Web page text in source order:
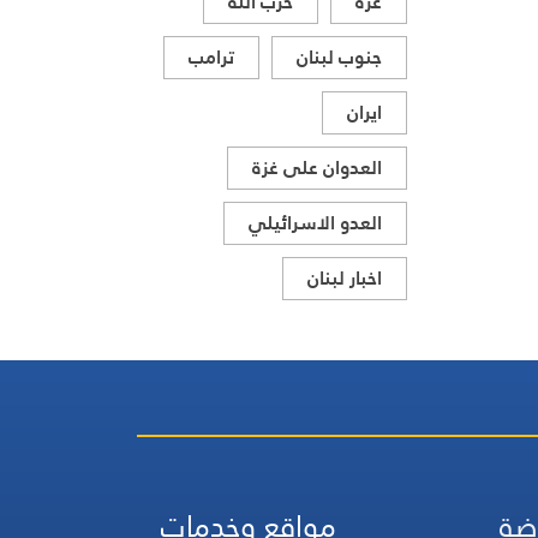
جنوب لبنان
ترامب
ايران
العدوان على غزة
العدو الاسرائيلي
اخبار لبنان